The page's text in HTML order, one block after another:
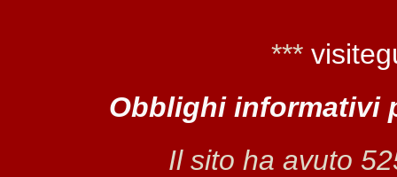
***
Obblighi informativi
Il sito ha avuto